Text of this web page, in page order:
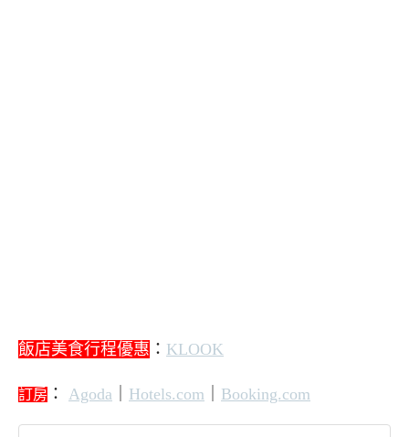
飯店美食行程優惠 ： KLOOK
訂房 ： Agoda Hotels.com Booking.com